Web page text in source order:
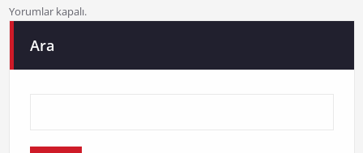
Yorumlar kapalı.
Ara